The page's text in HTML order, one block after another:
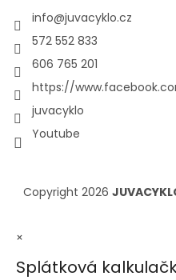
info@juvacyklo.cz
572 552 833
606 765 201
https://
juvacyklo
Youtube
Copyright 2026
×
Splátková